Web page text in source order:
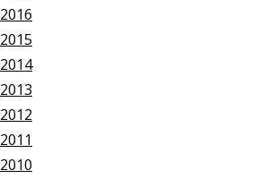
2016
2015
2014
2013
2012
2011
2010